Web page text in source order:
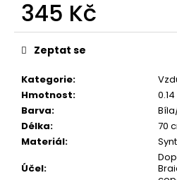
345 Kč
Měrná
cena:
Kategorie:
Hmotnost:
Barva:
Délka:
70
Materiál:
Účel:
Zeptat se
o
u
č
e
m
e